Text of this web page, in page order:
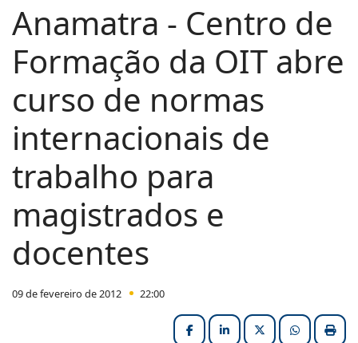
Anamatra - Centro de
Formação da OIT abre
curso de normas
internacionais de
trabalho para
magistrados e
docentes
09 de fevereiro de 2012 22:00
FacebookLinkedInX (formerly